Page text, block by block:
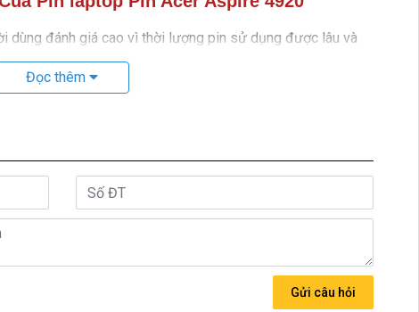
đánh giá cao vì thời lượng pin sử dụng được lâu và
dài sử dụng pin.
nên thay pin Pin laptop Pin Acer Aspire 4920
lần nạp pin giới hạn là 1.000 lần nhưng các model cũ hơn
này, pin laptopPin Acer Aspire 4920sẽ không còn hoạt
nên thay pin cho HP.
hiệu rõ ràng, được bán ra là pin mới 100%, sản phẩm
Đọc thêm
Gửi câu hỏi